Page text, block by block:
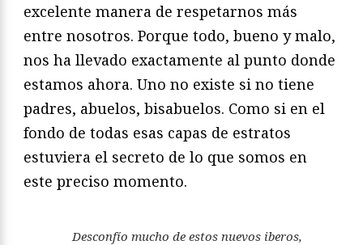
excelente manera de respetarnos más
entre nosotros. Porque todo, bueno y malo,
nos ha llevado exactamente al punto donde
estamos ahora. Uno no existe si no tiene
padres, abuelos, bisabuelos. Como si en el
fondo de todas esas capas de estratos
estuviera el secreto de lo que somos en
este preciso momento.
Desconfío mucho de estos nuevos iberos,